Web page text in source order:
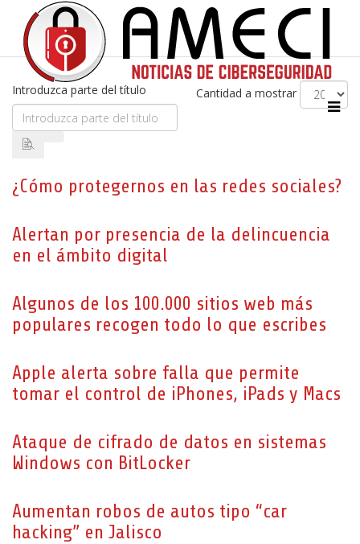
Introduzca parte del título Cantidad a mostrar
¿Cómo protegernos en las redes sociales?
Alertan por presencia de la delincuencia
en el ámbito digital
Algunos de los 100.000 sitios web más
populares recogen todo lo que escribes
Apple alerta sobre falla que permite
tomar el control de iPhones, iPads y Macs
Ataque de cifrado de datos en sistemas
Windows con BitLocker
Aumentan robos de autos tipo “car
hacking” en Jalisco